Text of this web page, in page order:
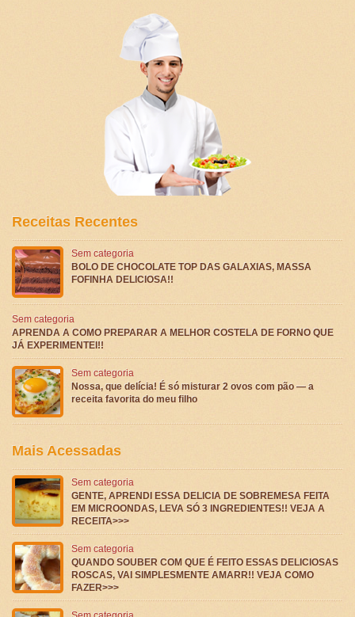
Receitas Recentes
Sem categoria
BOLO DE CHOCOLATE TOP DAS GALAXIAS, MASSA
FOFINHA DELICIOSA!!
Sem categoria
APRENDA A COMO PREPARAR A MELHOR COSTELA DE FORNO QUE
JÁ EXPERIMENTEI!!
Sem categoria
Nossa, que delícia! É só misturar 2 ovos com pão — a
receita favorita do meu filho
Mais Acessadas
Sem categoria
GENTE, APRENDI ESSA DELICIA DE SOBREMESA FEITA
EM MICROONDAS, LEVA SÓ 3 INGREDIENTES!! VEJA A
RECEITA>>>
Sem categoria
QUANDO SOUBER COM QUE É FEITO ESSAS DELICIOSAS
ROSCAS, VAI SIMPLESMENTE AMARR!! VEJA COMO
FAZER>>>